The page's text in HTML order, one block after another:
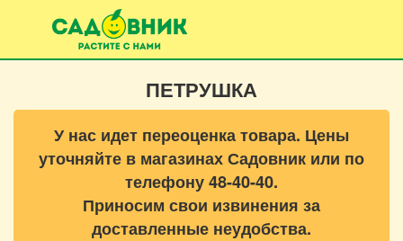
ПЕТРУШКА
У нас идет переоценка товара. Цены
уточняйте в магазинах Садовник или по
телефону 48-40-40.
Приносим свои извинения за
доставленные неудобства.